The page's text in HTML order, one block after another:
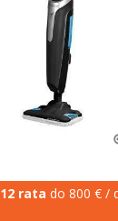
12 rata do 800 € /